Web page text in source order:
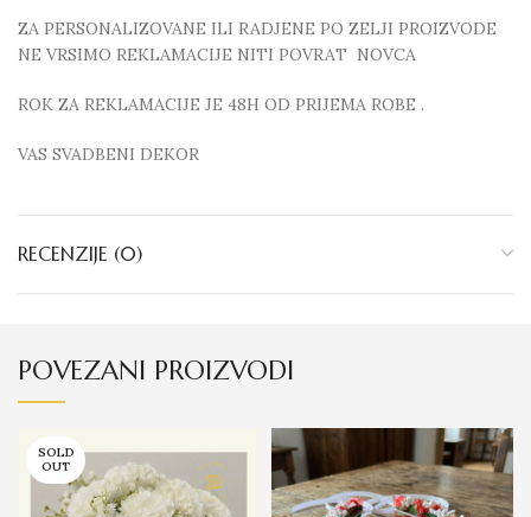
ZA PERSONALIZOVANE ILI RADJENE PO ZELJI PROIZVODE
NE VRSIMO REKLAMACIJE NITI POVRAT NOVCA
ROK ZA REKLAMACIJE JE 48H OD PRIJEMA ROBE .
VAS SVADBENI DEKOR
RECENZIJE (0)
POVEZANI PROIZVODI
SOLD
OUT